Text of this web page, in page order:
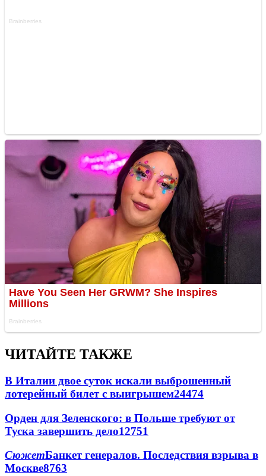
ЧИТАЙТЕ ТАКЖЕ
В Италии двое суток искали выброшенный
лотерейный билет с выигрышем24474
Орден для Зеленского: в Польше требуют от
Туска завершить дело12751
СюжетБанкет генералов. Последствия взрыва в
Москве8763